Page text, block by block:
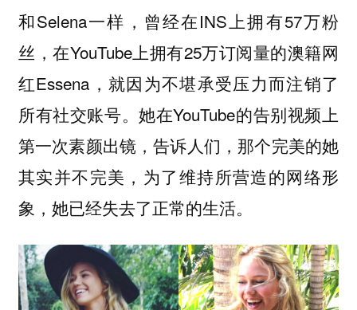
和Selena一样，曾经在INS上拥有57万粉
丝，在YouTube上拥有25万订阅量的澳籍网
红Essena，就因为不堪承受压力而注销了
所有社交账号。她在YouTube的告别视频上
第一次素颜出镜，告诉人们，那个完美的她
其实并不完美，为了维持所营造的网络形
象，她已经失去了正常的生活。